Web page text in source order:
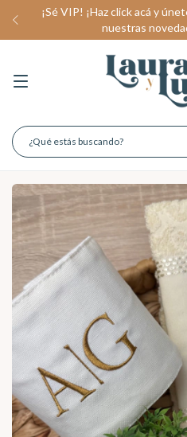
¡Sé VIP! ¡Haz click acá y
nuestras